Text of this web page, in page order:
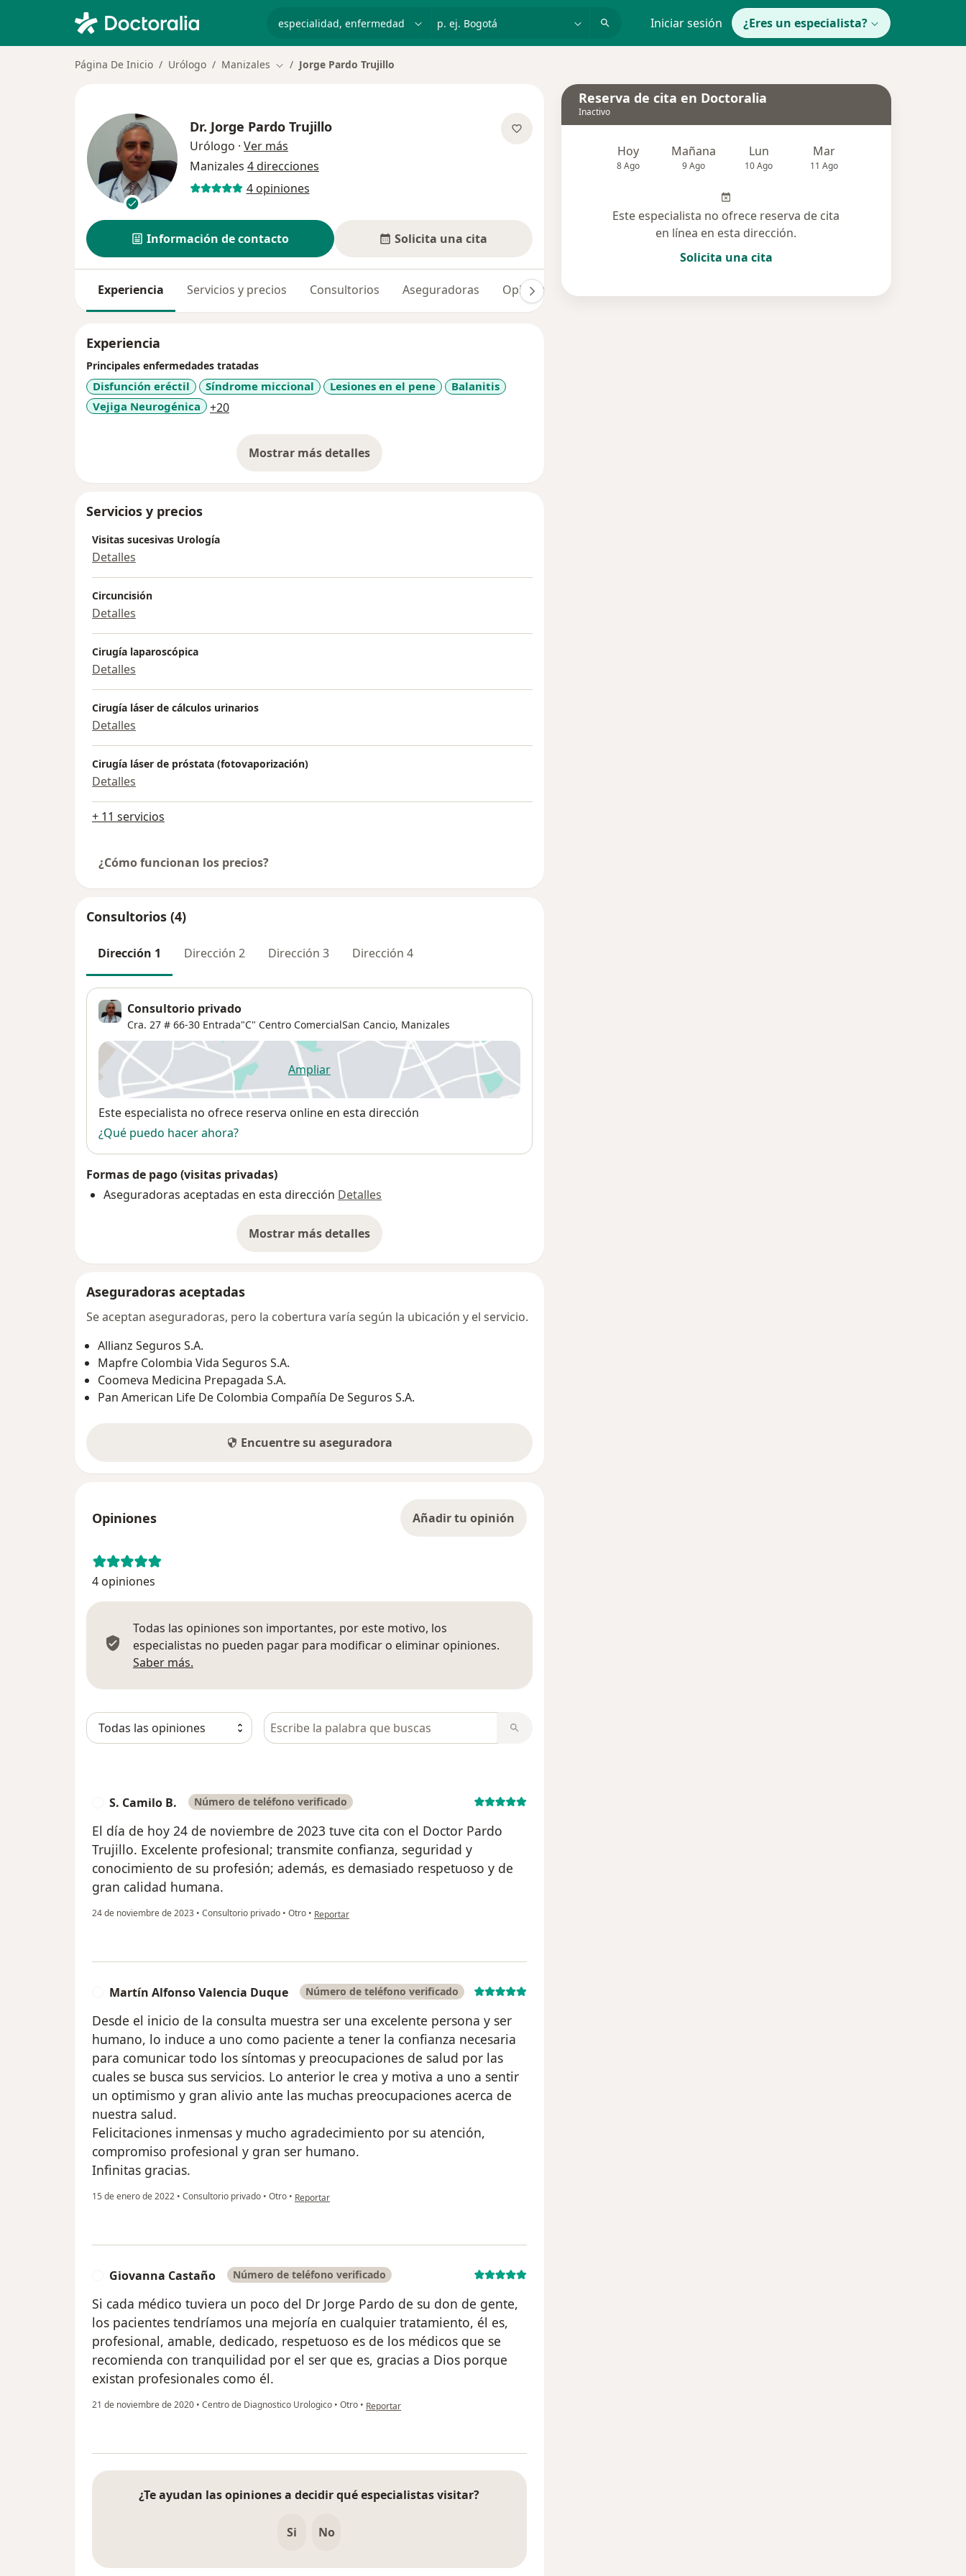
p. ej. Bogotá Iniciar sesión ¿Eres un especialista?
Página De Inicio Urólogo Manizales Cambiar de ciudad
Jorge Pardo Trujillo
Dr. Jorge Pardo Trujillo
Urólogo · Ver más
Manizales 4 direcciones
4 opiniones
Información de contacto Solicita una cita
Experiencia Servicios y precios Consultorios Aseguradoras Opiniones (4)
Experiencia
Principales enfermedades tratadas
Disfunción eréctil Síndrome miccional Lesiones en el pene
Balanitis
Vejiga Neurogénica
+20a11y_sr_more_diseases
Mostrar más detalles
sobre la experiencia
Servicios y precios
Visitas sucesivas Urología
Detalles
Circuncisión
Detalles
Cirugía laparoscópica
Detalles
Cirugía láser de cálculos urinarios
Detalles
Cirugía láser de próstata (fotovaporización)
Detalles
+ 11 servicios
¿Cómo funcionan los precios?
Consultorios (4)
Dirección 1 Dirección 2 Dirección 3 Dirección 4
Consultorio privado
Cra. 27 # 66-30 Entrada"C" Centro ComercialSan Cancio, Manizales
Ampliarse abre en una nueva pestaña
Disponibilidad
Este especialista no ofrece reserva online en esta dirección
¿Qué puedo hacer ahora?
Formas de pago (visitas privadas)
Aseguradoras aceptadas en esta dirección Detalles
Mostrar más detalles
sobre la dirección
Aseguradoras aceptadas
Se aceptan aseguradoras, pero la cobertura varía según la ubicación y el servicio.
Allianz Seguros S.A.
Mapfre Colombia Vida Seguros S.A.
Coomeva Medicina Prepagada S.A.
Pan American Life De Colombia Compañía De Seguros S.A.
Encuentre su aseguradora
Opiniones Añadir tu opinión
4 opiniones
Todas las opiniones son importantes, por este motivo, los
especialistas no pueden pagar para modificar o eliminar opiniones.
Saber más.
Busca en opiniones
S. Camilo B. Número de teléfono verificado
El día de hoy 24 de noviembre de 2023 tuve cita con el Doctor Pardo
Trujillo. Excelente profesional; transmite confianza, seguridad y
conocimiento de su profesión; además, es demasiado respetuoso y de
gran calidad humana.
24 de noviembre de 2023 • Consultorio privado • Otro • en opinión del usuario S. Camilo B.
Reportar
Martín Alfonso Valencia Duque Número de teléfono verificado
Desde el inicio de la consulta muestra ser una excelente persona y ser
humano, lo induce a uno como paciente a tener la confianza necesaria
para comunicar todo los síntomas y preocupaciones de salud por las
cuales se busca sus servicios. Lo anterior le crea y motiva a uno a sentir
un optimismo y gran alivio ante las muchas preocupaciones acerca de
nuestra salud.
Felicitaciones inmensas y mucho agradecimiento por su atención,
compromiso profesional y gran ser humano.
Infinitas gracias.
15 de enero de 2022 • Consultorio privado • Otro • en opinión del usuario Martín Alfonso Valencia Duque
Reportar
Giovanna Castaño Número de teléfono verificado
Si cada médico tuviera un poco del Dr Jorge Pardo de su don de gente,
los pacientes tendríamos una mejoría en cualquier tratamiento, él es,
profesional, amable, dedicado, respetuoso es de los médicos que se
recomienda con tranquilidad por el ser que es, gracias a Dios porque
existan profesionales como él.
21 de noviembre de 2020 • Centro de Diagnostico Urologico • Otro • en opinión del usuario Giovanna Castaño
Reportar
¿Te ayudan las opiniones a decidir qué especialistas visitar?
Si No
Reserva de cita en Doctoralia
Inactivo
Hoy
8 Ago
Mañana
9 Ago
Lun
10 Ago
Mar
11 Ago
Este especialista no ofrece reserva de cita
en línea en esta dirección.
Solicita una cita